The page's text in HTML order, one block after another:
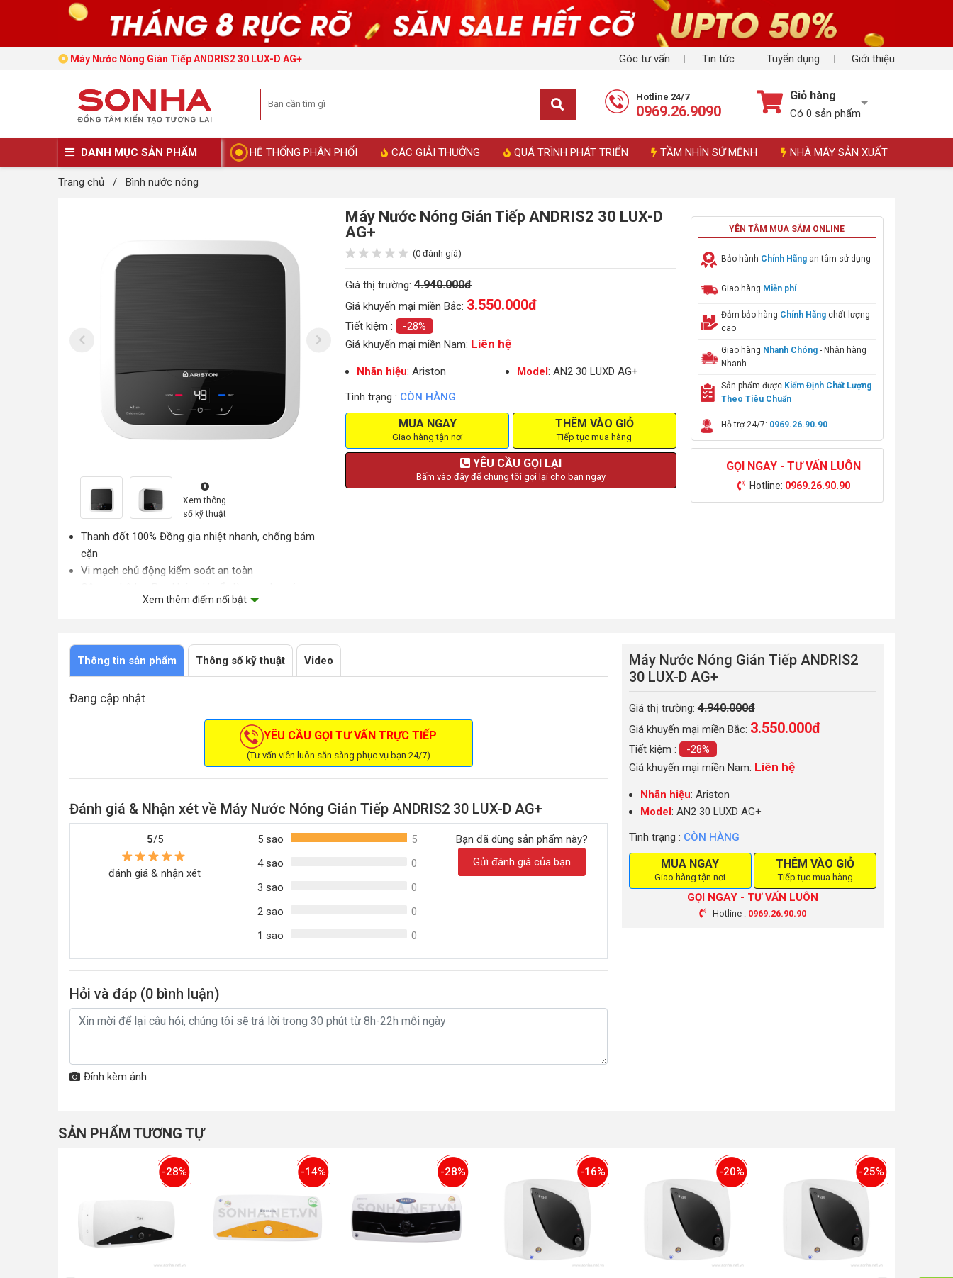
Góc tư vấn Tin tức Tuyển dụng Giới thiệu
Máy Nước Nóng Gián Tiếp ANDRIS2 30 LUX-D AG+
Hotline 24/7
0969.26.9090
Giỏ hàng
Có 0 sản phẩm
DANH MỤC SẢN PHẨM HỆ THỐNG PHÂN PHỐI CÁC GIẢI THƯỞNG QUÁ TRÌNH PHÁT TRIỂN TẦM NHÌN SỨ MỆNH NHÀ MÁY SẢN XUẤT
Trang chủ / Bình nước nóng
Xem thông
số kỹ thuật
Thanh đốt 100% Đồng gia nhiệt nhanh, chống bám
cặn
Vi mạch chủ động kiểm soát an toàn
Lớp cách nhiệt mật độ cao giữ nước nóng lâu
Xem thêm điểm nổi bật
Máy Nước Nóng Gián Tiếp ANDRIS2 30 LUX-D
AG+
(0 đánh giá)
Giá thị trường:4.940.000đ
Giá khuyến mại miền Bắc: 3.550.000đ
Tiết kiệm :
-28%
Giá khuyến mại miền Nam: Liên hệ
Nhãn hiệu: Ariston Model: AN2 30 LUXD AG+
Tình trạng : CÒN HÀNG
MUA NGAY
Giao hàng tận nơi
THÊM VÀO GIỎ
Tiếp tục mua hàng
YÊU CẦU GỌI LẠI
Bấm vào đây để chúng tôi gọi lại cho bạn ngay
YÊN TÂM MUA SẮM ONLINE
Bảo hành Chính Hãng an tâm sử dụng
Giao hàng Miễn phí
Đảm bảo hàng Chính Hãngchất lượng
cao
Giao hàng Nhanh Chóng- Nhận hàng
Nhanh
Sản phẩm được Kiểm Định Chất Lượng
Theo Tiêu Chuẩn
Hỗ trợ 24/7: 0969.26.90.90
GỌI NGAY - TƯ VẤN LUÔN
Hotline: 0969.26.90.90
Thông tin sản phẩm Thông số kỹ thuật Video
Đang cập nhật
YÊU CẦU GỌI TƯ VẤN TRỰC TIẾP
(Tư vấn viên luôn sẵn sàng phục vụ bạn 24/7)
Đánh giá & Nhận xét về Máy Nước Nóng Gián Tiếp ANDRIS2 30 LUX-D AG+
5/5
đánh giá & nhận xét
5 sao
5
4 sao
0
3 sao
0
2 sao
0
1 sao
0
Bạn đã dùng sản phẩm này?
Gửi đánh giá của bạn
Hỏi và đáp (0 bình luận)
Đính kèm ảnh
Máy Nước Nóng Gián Tiếp ANDRIS2
30 LUX-D AG+
Giá thị trường:4.940.000đ
Giá khuyến mại miền Bắc: 3.550.000đ
Tiết kiệm :
-28%
Giá khuyến mại miền Nam: Liên hệ
Nhãn hiệu: Ariston
Model : AN2 30 LUXD AG+
Tình trạng : CÒN HÀNG
MUA NGAY
Giao hàng tận nơi
THÊM VÀO GIỎ
Tiếp tục mua hàng
GỌI NGAY - TƯ VẤN LUÔN
Hotline : 0969.26.90.90
SẢN PHẨM TƯƠNG TỰ
-28% -14% -28% -16% -20% -25%